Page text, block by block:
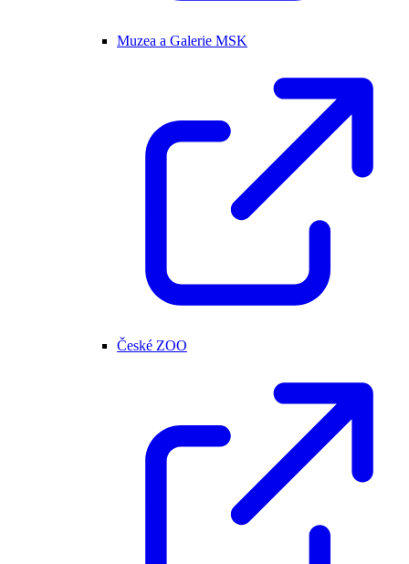
Muzea a Galerie MSK
České ZOO